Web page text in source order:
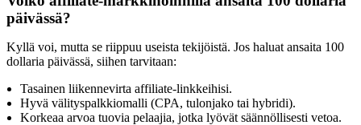
päivässä?
Kyllä voi, mutta se riippuu useista tekijöistä. Jos haluat ansaita 100
dollaria päivässä, siihen tarvitaan:
Tasainen liikennevirta affiliate-linkkeihisi.
Hyvä välityspalkkiomalli (CPA, tulonjako tai hybridi).
Korkeaa arvoa tuovia pelaajia, jotka lyövät säännöllisesti vetoa.